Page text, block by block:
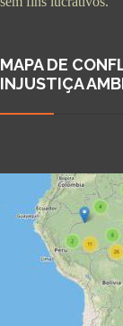
MAPA DE
INJUSTIÇA